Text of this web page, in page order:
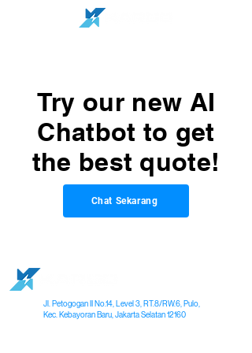
Try our new AI
Chatbot to get
the best quote!
Chat Sekarang
Jl. Petogogan II No.14, Level 3, RT.8/RW.6, Pulo,
Kec. Kebayoran Baru, Jakarta Selatan 12160